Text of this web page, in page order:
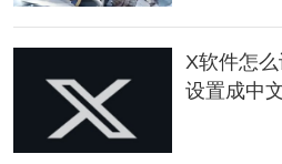
性格(前公后母)
固执 020244EC 00000FA3/
内敛 020244EC 00000FAF/
X软件怎
设置成中